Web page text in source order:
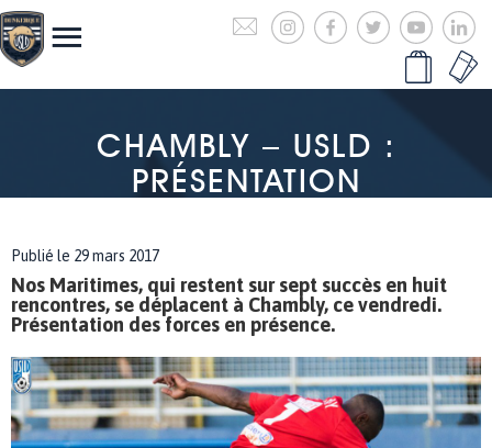
CHAMBLY – USLD :
PRÉSENTATION
Publié le 29 mars 2017
Nos Maritimes, qui restent sur sept succès en huit
rencontres, se déplacent à Chambly, ce vendredi.
Présentation des forces en présence.